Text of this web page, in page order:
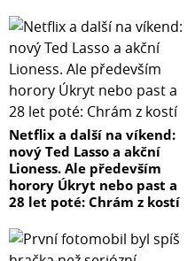
1 – Napájecí zdroj je
2 – MIDI vstup/výstup
3 – Konektory pro připojení
pedálů/přepínačů s jedním
4 – 2 symetrické výstupy
linkové výstupy
5 – 2 mikrofonní/linkové
Netflix a další na víkend:
nový Ted Lasso a akční
Lioness. Ale především
horory Úkryt nebo past a
28 let poté: Chrám z kostí